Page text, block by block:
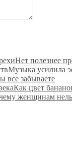
Нет полезнее
Музыка усилила
все забываете
Как цвет
женщинам